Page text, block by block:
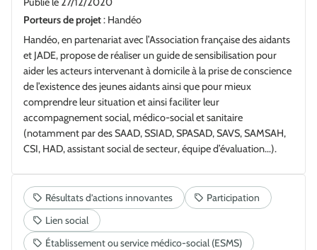
Porteurs de projet: Handéo
Handéo, en partenariat avec l’Association française des aidants
et JADE, propose de réaliser un guide de sensibilisation pour
aider les acteurs intervenant à domicile à la prise de conscience
de l’existence des jeunes aidants ainsi que pour mieux
comprendre leur situation et ainsi faciliter leur
accompagnement social, médico-social et sanitaire
(notamment par des SAAD, SSIAD, SPASAD, SAVS, SAMSAH,
CSI, HAD, assistant social de secteur, équipe d’évaluation...).